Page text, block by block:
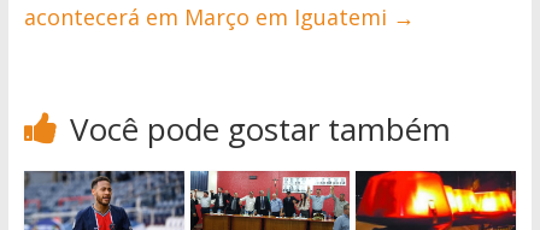
acontecerá em Março em Iguatemi →
Você pode gostar também